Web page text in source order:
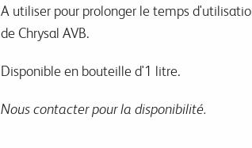
A utiliser pour prolonger le temps
de Chrysal AVB.
Disponible en bouteille d'1 litre.
Nous contacter pour la disponibilité.